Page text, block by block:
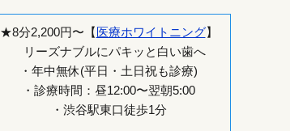
★8分2,200円〜【 医療ホワイトニング】
リーズナブルにパキッと白い歯へ
・年中無休(平日・土日祝も診療)
・診療時間：昼12:00〜翌朝5:00
・渋谷駅東口徒歩1分